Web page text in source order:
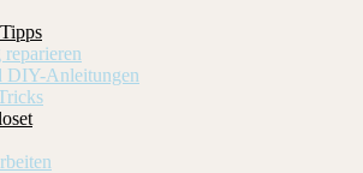
DIY-Anleitungen